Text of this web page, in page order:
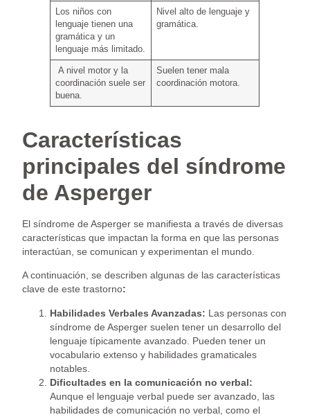
Los niños con
lenguaje tienen una
gramática y un
lenguaje más limitado.
Nivel alto de lenguaje y
gramática.
A nivel motor y la
coordinación suele ser
buena.
Suelen tener mala
coordinación motora.
Características
principales del síndrome
de Asperger
El síndrome de Asperger se manifiesta a través de diversas
características que impactan la forma en que las personas
interactúan, se comunican y experimentan el mundo.
A continuación, se describen algunas de las características
clave de este trastorno:
Habilidades Verbales Avanzadas: Las personas con
síndrome de Asperger suelen tener un desarrollo del
lenguaje típicamente avanzado. Pueden tener un
vocabulario extenso y habilidades gramaticales
notables.
Dificultades en la comunicación no verbal:
Aunque el lenguaje verbal puede ser avanzado, las
habilidades de comunicación no verbal, como el